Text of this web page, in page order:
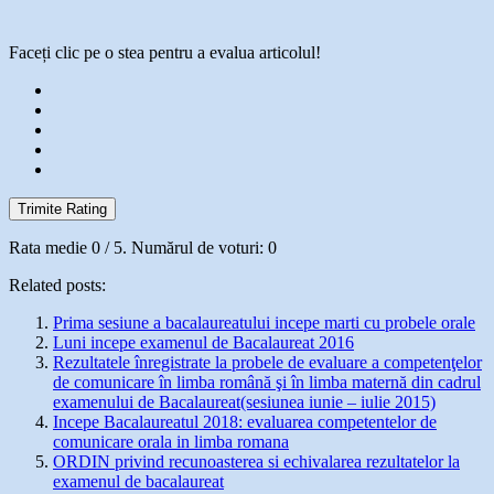
Faceți clic pe o stea pentru a evalua articolul!
Trimite Rating
Rata medie 0 / 5. Numărul de voturi: 0
Related posts:
Prima sesiune a bacalaureatului incepe marti cu probele orale
Luni incepe examenul de Bacalaureat 2016
Rezultatele înregistrate la probele de evaluare a competenţelor
de comunicare în limba română şi în limba maternă din cadrul
examenului de Bacalaureat(sesiunea iunie – iulie 2015)
Incepe Bacalaureatul 2018: evaluarea competentelor de
comunicare orala in limba romana
ORDIN privind recunoasterea si echivalarea rezultatelor la
examenul de bacalaureat